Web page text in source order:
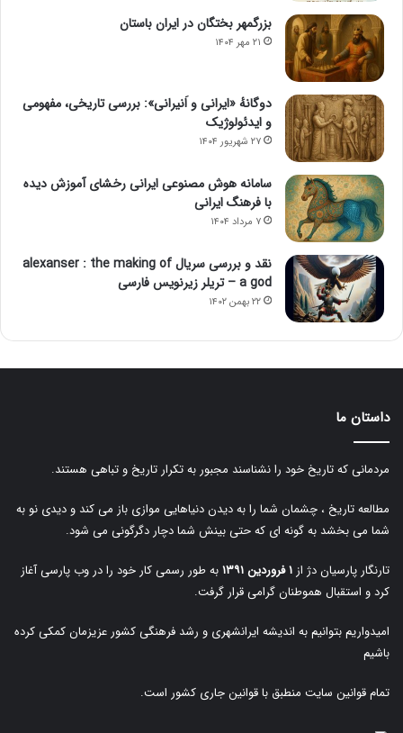
بزرگمهر بختگان در ایران باستان
۲۱ مهر ۱۴۰۴
دوگانهٔ «ایرانی و اَنیرانی»: بررسی تاریخی، مفهومی
و ایدئولوژیک
۲۷ شهریور ۱۴۰۴
سامانه هوش مصنوعی ایرانی رخشای آموزش دیده
با فرهنگ ایرانی
۷ مرداد ۱۴۰۴
نقد و بررسی سریال alexanser : the making of
a god – تریلر زیرنویس فارسی
۲۲ بهمن ۱۴۰۲
داستان ما
مردمانی که تاریخ خود را نشناسند مجبور به تکرار تاریخ و تباهی هستند.
مطالعه تاریخ ، چشمان شما را به دیدن دنیاهایی موازی باز می کند و دیدی نو به
شما می بخشد به گونه ای که حتی بینش شما دچار دگرگونی می شود.
تارنگار پارسیان دژ از ۱ فروردین ۱۳۹۱
به طور رسمی کار خود را در وب پارسی آغاز
کرد و استقبال هموطنان گرامی قرار گرفت.
امیدواریم بتوانیم به اندیشه ایرانشهری و رشد فرهنگی کشور عزیزمان کمکی کرده
باشیم
تمام قوانین سایت منطبق با قوانین جاری کشور است.